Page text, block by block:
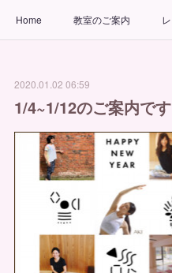
Home 教室のご案内
出張ヨガ教室
2020.01.02 06:59
1/4~1/12のご案内です